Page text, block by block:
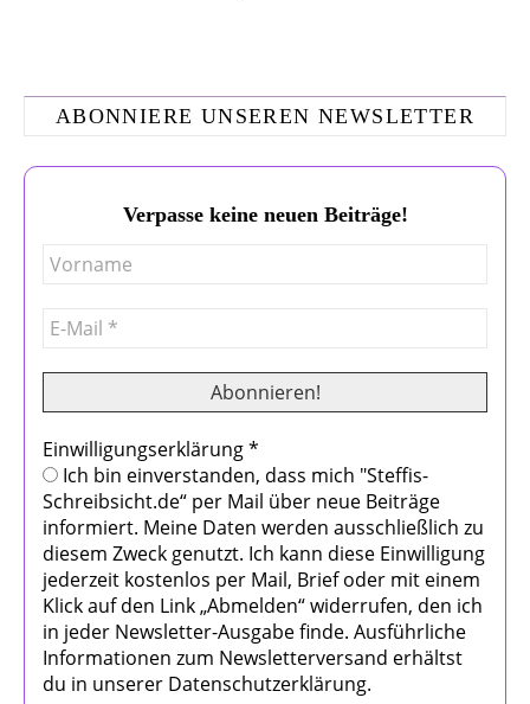
ABONNIERE UNSEREN NEWSLETTER
Verpasse keine neuen Beiträge!
Einwilligungserklärung*
Ich bin einverstanden, dass mich "Steffis-
Schreibsicht.de“ per Mail über neue Beiträge
informiert. Meine Daten werden ausschließlich zu
diesem Zweck genutzt. Ich kann diese Einwilligung
jederzeit kostenlos per Mail, Brief oder mit einem
Klick auf den Link „Abmelden“ widerrufen, den ich
in jeder Newsletter-Ausgabe finde. Ausführliche
Informationen zum Newsletterversand erhältst
du in unserer Datenschutzerklärung.